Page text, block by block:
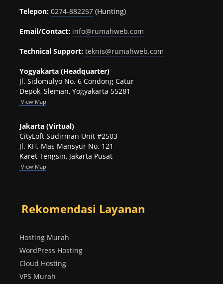
Telepon: 0274-882257 (Hunting)
Email/Contact: info@rumahweb.com
Technical Support: teknis@rumahweb.com
Yogyakarta (Headquarter)
Jl. Sidomulyo No. 6 Condong Catur
Depok, Sleman, Yogyakarta 55281
View Map
Jakarta (Virtual)
CityLoft Sudirman Unit #2503
Jl. KH. Mas Mansyur No. 121
Karet Tengsin, Jakarta Pusat
View Map
Rekomendasi Layanan
Hosting Murah
WordPress Hosting
Cloud Hosting
VPS Murah